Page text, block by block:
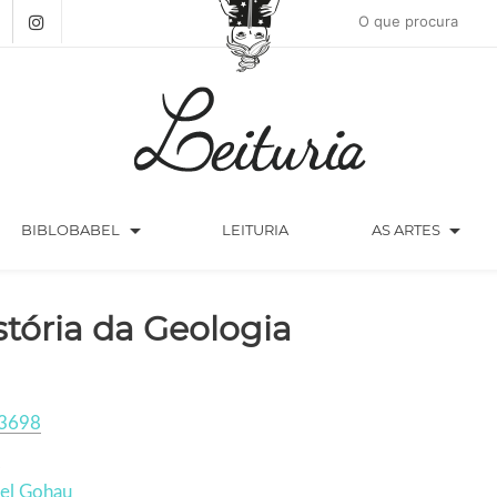
BIBLOBABEL arrow_drop_down LEITURIA AS ARTES arrow_drop_down
da Geologia
Gohau